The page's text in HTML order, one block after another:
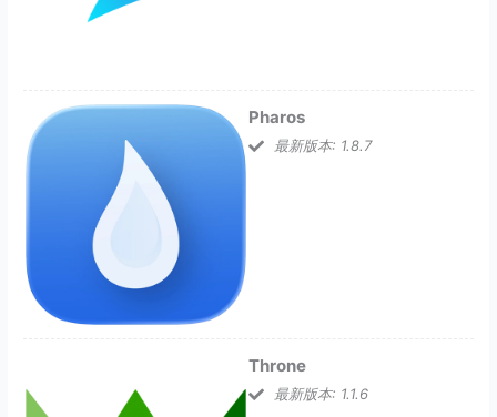
Pharos
最新版本: 1.8.7
Throne
最新版本: 1.1.6